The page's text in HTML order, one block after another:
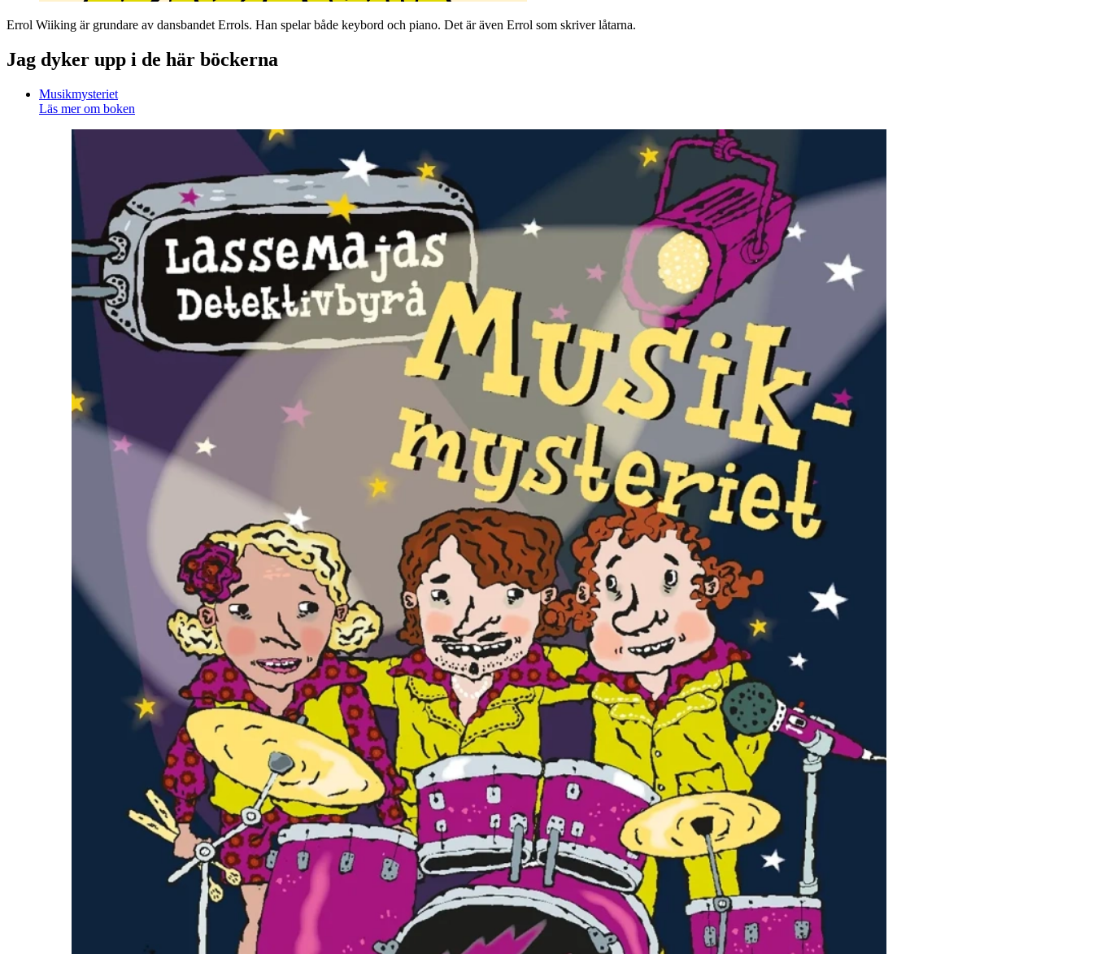
Errol Wiiking är grundare av dansbandet Errols. Han spelar både keybord och piano. Det är även Errol som skriver låtarna.
Jag dyker upp i de här böckerna
Musikmysteriet
Läs mer om boken